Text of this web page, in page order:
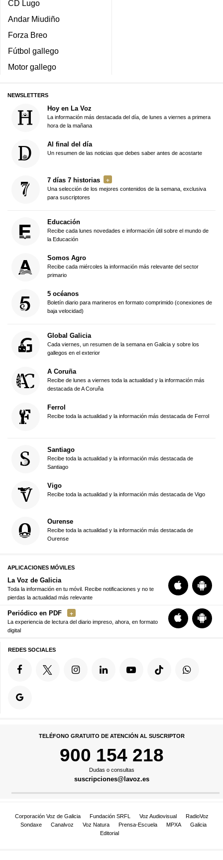
CD Lugo
Andar Miudiño
Forza Breo
Fútbol gallego
Motor gallego
NEWSLETTERS
Hoy en La Voz
La información más destacada del día, de lunes a viernes a primera
hora de la mañana
Al final del día
Un resumen de las noticias que debes saber antes de acostarte
7 días 7 historias
Una selección de los mejores contenidos de la semana, exclusiva
para suscriptores
Educación
Recibe cada lunes novedades e información útil sobre el mundo de
la Educación
Somos Agro
Recibe cada miércoles la información más relevante del sector
primario
5 océanos
Boletín diario para marineros en formato comprimido (conexiones de
baja velocidad)
Global Galicia
Cada viernes, un resumen de la semana en Galicia y sobre los
gallegos en el exterior
A Coruña
Recibe de lunes a viernes toda la actualidad y la información más
destacada de A Coruña
Ferrol
Recibe toda la actualidad y la información más destacada de Ferrol
Santiago
Recibe toda la actualidad y la información más destacada de
Santiago
Vigo
Recibe toda la actualidad y la información más destacada de Vigo
Ourense
Recibe toda la actualidad y la información más destacada de
Ourense
APLICACIONES MÓVILES
La Voz de Galicia
Toda la información en tu móvil. Recibe notificaciones y no te
pierdas la actualidad más relevante
Periódico en PDF
La experiencia de lectura del diario impreso, ahora, en formato
digital
REDES SOCIALES
TELÉFONO GRATUITO DE ATENCIÓN AL SUSCRIPTOR
900 154 218
Dudas o consultas
suscripciones@lavoz.es
Corporación Voz de Galicia Fundación SRFL Voz Audiovisual
RadioVoz
Sondaxe
Canalvoz Voz Natura Prensa-Escuela MPXA
Galicia
Editorial